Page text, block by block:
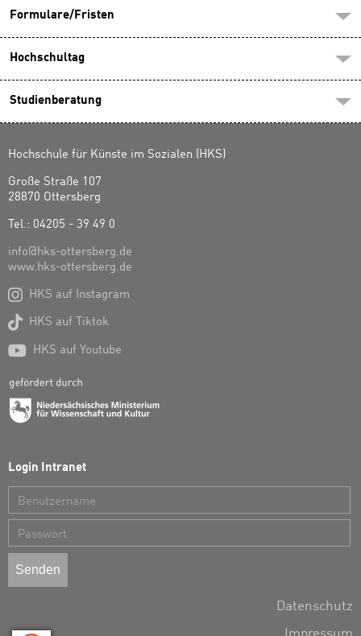
Formulare/Fristen
Hochschultag
Studienberatung
Hochschule für Künste im Sozialen (HKS)
Große Straße 107
28870 Ottersberg
Tel.: 04205 - 39 49 0
info@hks-ottersberg.de
www.hks-ottersberg.de
 HKS auf Instagram
 HKS auf Tiktok
 HKS auf Youtube
Login Intranet
Benutzername
Passwort
Datenschutz